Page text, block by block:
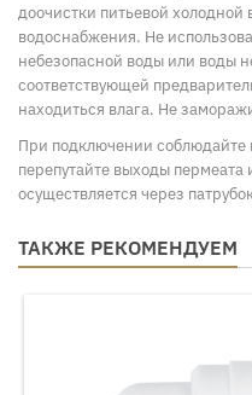
доочистки питьевой
водоснабжения. Не
небезопасной воды или воды
соответствующей
находиться влага. Не
При подключении соблюдайте
перепутайте выходы
осуществляется через
ТАКЖЕ РЕКОМЕНДУЕМ